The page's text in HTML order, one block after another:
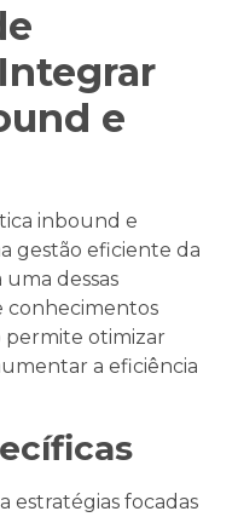
e
inbound e
gestão eficiente da
dessas
conhecimentos
permite otimizar
a eficiência
estratégias focadas